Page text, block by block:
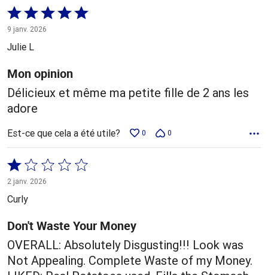
Coté
5 sur
5
9 janv. 2026
Julie L
Mon opinion
Délicieux et même ma petite fille de 2 ans les
adore
Est-ce que cela a été utile? 0 0
Coté
1 sur
5
2 janv. 2026
Curly
Don't Waste Your Money
OVERALL: Absolutely Disgusting!!! Look was
Not Appealing. Complete Waste of my Money.